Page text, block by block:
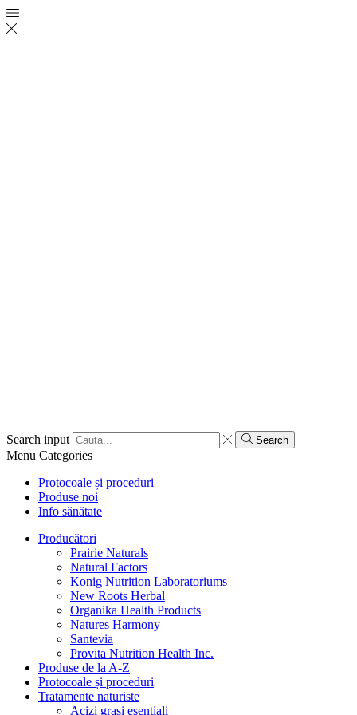
Search input Search
Menu Categories
Protocoale și proceduri
Produse noi
Info sănătate
Producători
Prairie Naturals
Natural Factors
Konig Nutrition Laboratoriums
New Roots Herbal
Organika Health Products
Natures Harmony
Santevia
Provita Nutrition Health Inc.
Produse de la A-Z
Protocoale și proceduri
Tratamente naturiste
Acizi grași esențiali